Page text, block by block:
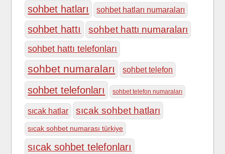
sohbet hatları sohbet hatları numaraları
sohbet hattı sohbet hattı numaraları
sohbet hattı telefonları
sohbet numaraları sohbet telefon
sohbet telefonları sohbet telefon numaraları
sıcak hatlar sıcak sohbet hatları
sıcak sohbet numarası türkiye
sıcak sohbet telefonları